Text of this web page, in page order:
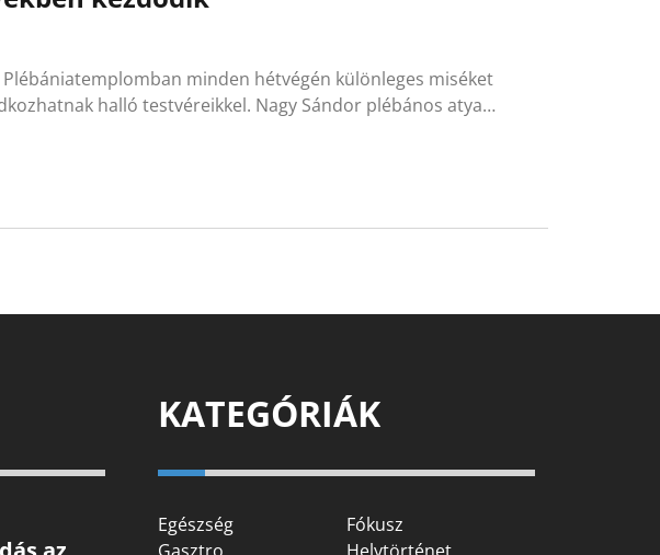
minden hétvégén különleges miséket
halló testvéreikkel. Nagy Sándor plébános atya…
KATEGÓRIÁK
Egészség
Fókusz